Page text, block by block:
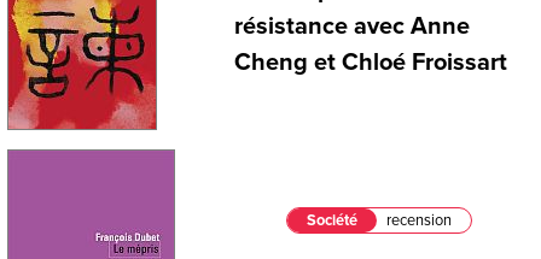
résistance avec Anne
Cheng et Chloé Froissart
Société recension